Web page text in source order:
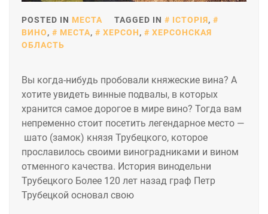
POSTED IN МЕСТА TAGGED IN ІСТОРІЯ,
ВИНО, МЕСТА, ХЕРСОН,
ХЕРСОНСКАЯ
ОБЛАСТЬ
Вы когда-нибудь пробовали княжеские вина? А
хотите увидеть винные подвалы, в которых
хранится самое дорогое в мире вино? Тогда вам
непременно стоит посетить легендарное место —
шато (замок) князя Трубецкого, которое
прославилось своими виноградниками и вином
отменного качества. История винодельни
Трубецкого Более 120 лет назад граф Петр
Трубецкой основал свою